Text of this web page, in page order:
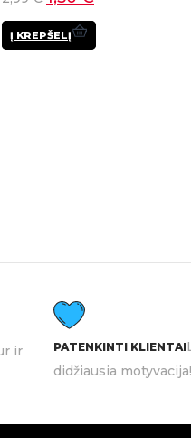
Į KREPŠELĮ
ir
PATENKINTI KLIENTAI
didžiausia motyvacija!